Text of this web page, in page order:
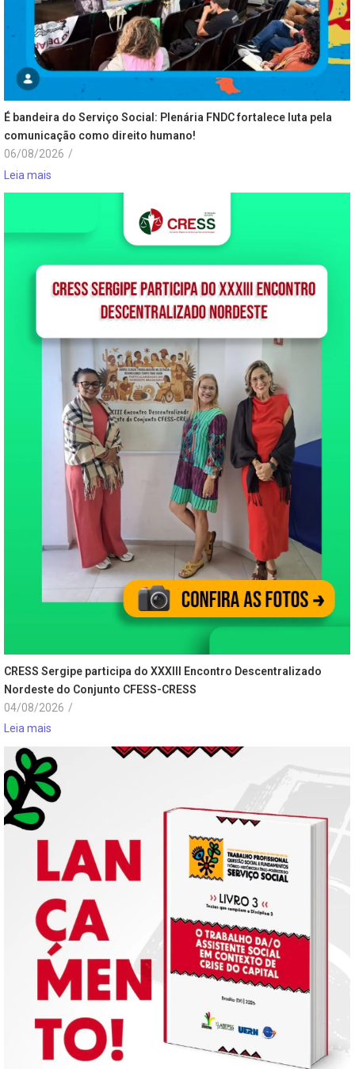
É bandeira do Serviço Social: Plenária FNDC fortalece luta pela
comunicação como direito humano!
06/08/2026 /
Leia mais
CRESS Sergipe participa do XXXIII Encontro Descentralizado
Nordeste do Conjunto CFESS-CRESS
04/08/2026 /
Leia mais